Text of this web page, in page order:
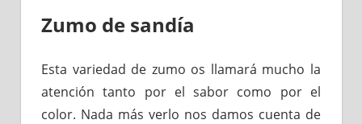
Zumo de sandía
Esta variedad de zumo os llamará mucho la
atención tanto por el sabor como por el
color. Nada más verlo nos damos cuenta de